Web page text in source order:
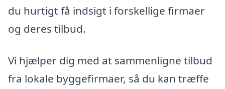
du hurtigt få indsigt i forskellige firmaer
og deres tilbud.
Vi hjælper dig med at sammenligne tilbud
fra lokale byggefirmaer, så du kan træffe